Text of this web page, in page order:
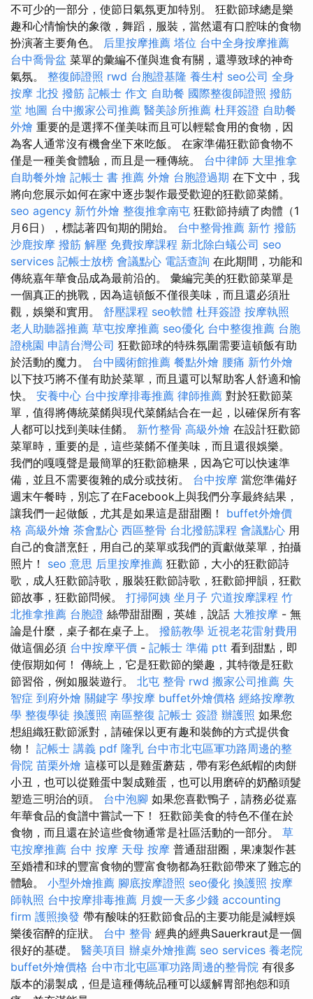
不可少的一部分，使節日氣氛更加特別。 狂歡節球總是樂
趣和心情愉快的象徵，舞蹈，服裝，當然還有口腔味的食物
扮演著主要角色。 后里按摩推薦 塔位 台中全身按摩推薦
台中喬骨盆 菜單的彙編不僅與進食有關，還導致球的神奇
氣氛。 整復師證照 rwd 台胞證基隆 養生村 seo公司 全身
按摩 北投 撥筋 記帳士 作文 自助餐 國際整復師證照 撥筋
堂 地圖 台中搬家公司推薦 醫美診所推薦 杜拜簽證 自助餐
外燴 重要的是選擇不僅美味而且可以輕鬆食用的食物，因
為客人通常沒有機會坐下來吃飯。 在家準備狂歡節食物不
僅是一種美食體驗，而且是一種傳統。 台中律師 大里推拿
自助餐外燴 記帳士 書 推薦 外燴 台胞證過期 在下文中，我
將向您展示如何在家中逐步製作最受歡迎的狂歡節菜餚。
seo agency 新竹外燴 整復推拿南屯 狂歡節持續了肉體（1
月6日），標誌著四旬期的開始。 台中整骨推薦 新竹 撥筋
沙鹿按摩 撥筋 解壓 免費按摩課程 新北除白蟻公司 seo
services 記帳士放榜 會議點心 電話查詢 在此期間，功能和
傳統嘉年華食品成為最前沿的。 彙編完美的狂歡節菜單是
一個真正的挑戰，因為這頓飯不僅很美味，而且還必須壯
觀，娛樂和實用。 舒壓課程 seo軟體 杜拜簽證 按摩執照
老人助聽器推薦 草屯按摩推薦 seo優化 台中整復推薦 台胞
證桃園 申請台灣公司 狂歡節球的特殊氛圍需要這頓飯有助
於活動的魔力。 台中國術館推薦 餐點外燴 腰痛 新竹外燴
以下技巧將不僅有助於菜單，而且還可以幫助客人舒適和愉
快。 安養中心 台中按摩排毒推薦 律師推薦 對於狂歡節菜
單，值得將傳統菜餚與現代菜餚結合在一起，以確保所有客
人都可以找到美味佳餚。 新竹整骨 高級外燴 在設計狂歡節
菜單時，重要的是，這些菜餚不僅美味，而且還很娛樂。
我們的嘎嘎聲是最簡單的狂歡節糖果，因為它可以快速準
備，並且不需要復雜的成分或技術。 台中按摩 當您準備好
週末午餐時，別忘了在Facebook上與我們分享最終結果，
讓我們一起做飯，尤其是如果這是甜甜圈！ buffet外燴價
格 高級外燴 茶會點心 西區整骨 台北撥筋課程 會議點心 用
自己的食譜烹飪，用自己的菜單或我們的貢獻做菜單，拍攝
照片！ seo 意思 后里按摩推薦 狂歡節，大小的狂歡節詩
歌，成人狂歡節詩歌，服裝狂歡節詩歌，狂歡節押韻，狂歡
節故事，狂歡節問候。 打掃阿姨 坐月子 穴道按摩課程 竹
北推拿推薦 台胞證 絲帶甜甜圈，英雄，說話 大雅按摩 - 無
論是什麼，桌子都在桌子上。 撥筋教學 近視老花雷射費用
做這個必須 台中按摩平價 - 記帳士 準備 ptt 看到甜點，即
使假期如何！ 傳統上，它是狂歡節的樂趣，其特徵是狂歡
節習俗，例如服裝遊行。 北屯 整骨 rwd 搬家公司推薦 失
智症 到府外燴 關鍵字 學按摩 buffet外燴價格 經絡按摩教
學 整復學徒 換護照 南區整復 記帳士 簽證 辦護照 如果您
想組織狂歡節派對，請確保以更有趣和裝飾的方式提供食
物！ 記帳士 講義 pdf 隆乳 台中市北屯區軍功路周邊的整
骨院 苗栗外燴 這樣可以是雞蛋蘑菇，帶有彩色紙帽的肉餅
小丑，也可以從雞蛋中製成雞蛋，也可以用磨碎的奶酪頭髮
塑造三明治的頭。 台中泡腳 如果您喜歡鴨子，請務必從嘉
年華食品的食譜中嘗試一下！ 狂歡節美食的特色不僅在於
食物，而且還在於這些食物通常是社區活動的一部分。 草
屯按摩推薦 台中 按摩 天母 按摩 普通甜甜圈，果凍製作甚
至婚禮和球的豐富食物的豐富食物都為狂歡節帶來了難忘的
體驗。 小型外燴推薦 腳底按摩證照 seo優化 換護照 按摩
師執照 台中按摩排毒推薦 月嫂一天多少錢 accounting
firm 護照換發 帶有酸味的狂歡節食品的主要功能是減輕娛
樂後宿醉的症狀。 台中 整骨 經典的經典Sauerkraut是一個
很好的基礎。 醫美項目 辦桌外燴推薦 seo services 養老院
buffet外燴價格 台中市北屯區軍功路周邊的整骨院 有很多
版本的湯製成，但是這種傳統品種可以緩解胃部抱怨和頭